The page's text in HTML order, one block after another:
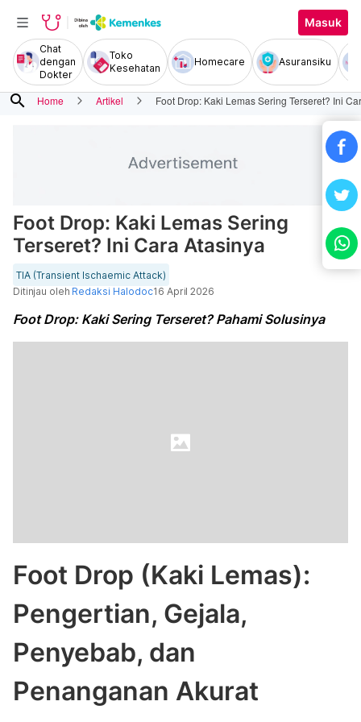
Masuk
Chat
dengan
Dokter
Toko
Kesehatan
Homecare Asuransiku
search Home Artikel Foot Drop: Kaki Lemas Sering Terseret? Ini
Foot Drop: Kaki Lemas Sering
Terseret? Ini Cara Atasinya
TIA (Transient Ischaemic Attack)
Ditinjau oleh Redaksi Halodoc16 April 2026
Foot Drop: Kaki Sering Terseret? Pahami Solusinya
Foot Drop (Kaki Lemas):
Pengertian, Gejala,
Penyebab, dan
Penanganan Akurat